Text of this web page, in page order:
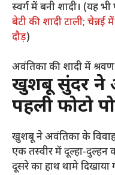
स्वर्ग में बनी शादी। (यह भी
बेटी की शादी टाली;
दौड़)
अवंतिका की शादी में
खुशबू सुंदर ने
पहली फोटो
खुशबू ने अवंतिका के विवाह
एक तस्वीर में दूल्हा-दुल्हन
दूसरे का हाथ थामे दिखाया